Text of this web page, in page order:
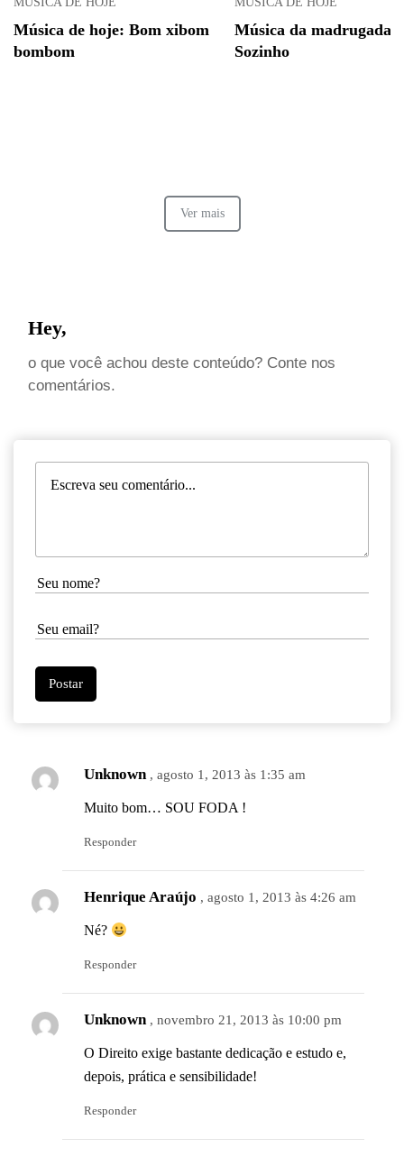
Música de hoje: Bom xibom
bombom
Música da madrugada -
Sozinho
Ver mais
Hey,
o que você achou deste conteúdo? Conte nos
comentários.
Unknown , agosto 1, 2013 às 1:35 am
Muito bom… SOU FODA !
Responder
Henrique Araújo , agosto 1, 2013 às 4:26 am
Né?
Responder
Unknown , novembro 21, 2013 às 10:00 pm
O Direito exige bastante dedicação e estudo e,
depois, prática e sensibilidade!
Responder